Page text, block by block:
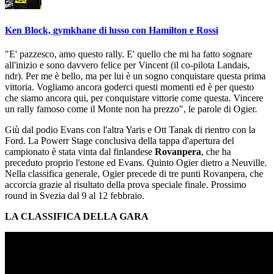
Ken Block, gymkhane di lusso con Hamilton e Rossi
"E' pazzesco, amo questo rally. E' quello che mi ha fatto sognare
all'inizio e sono davvero felice per Vincent (il co-pilota Landais,
ndr). Per me è bello, ma per lui è un sogno conquistare questa prima
vittoria. Vogliamo ancora goderci questi momenti ed è per questo
che siamo ancora qui, per conquistare vittorie come questa. Vincere
un rally famoso come il Monte non ha prezzo", le parole di Ogier.
Giù dal podio Evans con l'altra Yaris e Ott Tanak di rientro con la
Ford. La Powerr Stage conclusiva della tappa d'apertura del
campionato è stata vinta dal finlandese Rovanpera, che ha
preceduto proprio l'estone ed Evans. Quinto Ogier dietro a Neuville.
Nella classifica generale, Ogier precede di tre punti Rovanpera, che
accorcia grazie al risultato della prova speciale finale. Prossimo
round in Svezia dal 9 al 12 febbraio.
LA CLASSIFICA DELLA GARA